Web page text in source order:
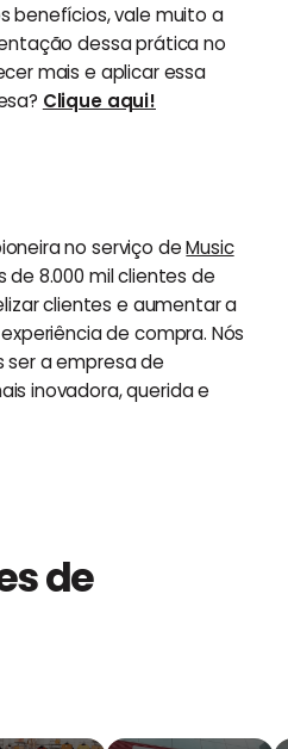
benefícios, vale muito a
dessa prática no
mais e aplicar essa
Clique aqui!
no serviço deMusic
de 8.000 mil clientes de
clientes e aumentar a
de compra. Nós
ser a empresa de
inovadora, querida e
de